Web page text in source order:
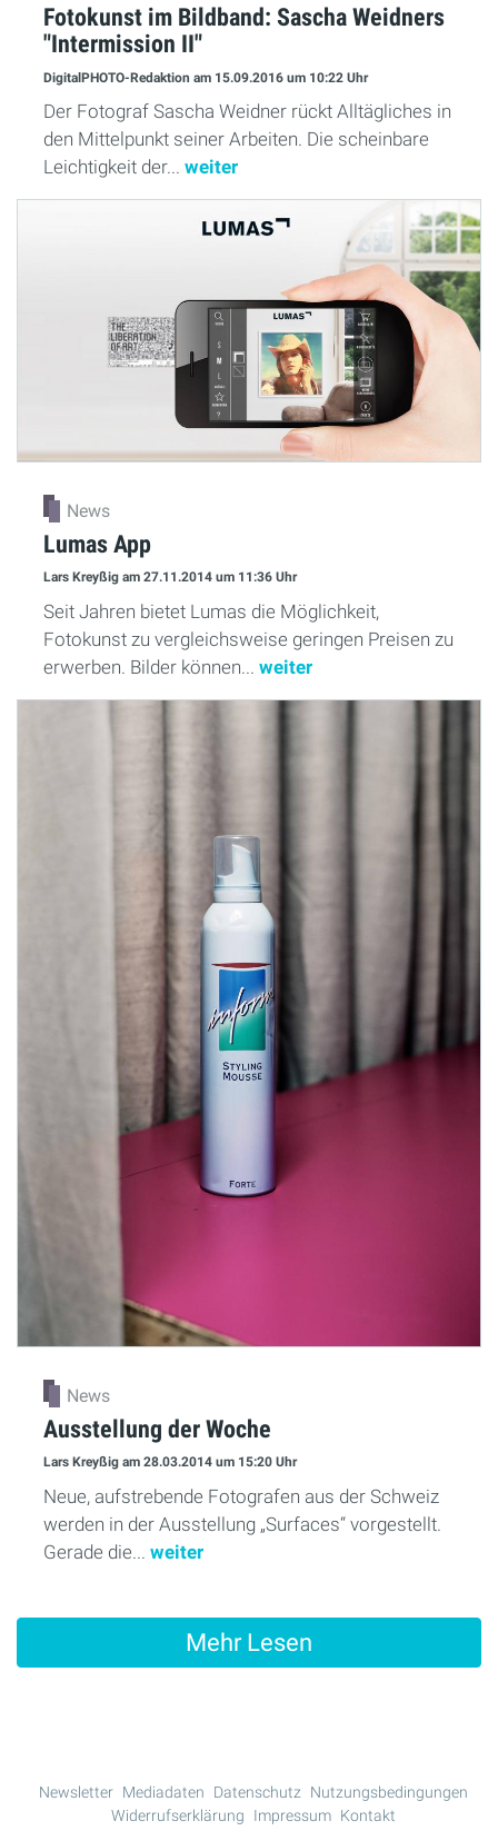
Fotokunst im Bildband: Sascha Weidners
"Intermission II"
DigitalPHOTO-Redaktion am 15.09.2016 um 10:22 Uhr
Der Fotograf Sascha Weidner rückt Alltägliches in
den Mittelpunkt seiner Arbeiten. Die scheinbare
Leichtigkeit der... weiter
News
Lumas App
Lars Kreyßig am 27.11.2014 um 11:36 Uhr
Seit Jahren bietet Lumas die Möglichkeit,
Fotokunst zu vergleichsweise geringen Preisen zu
erwerben. Bilder können... weiter
News
Ausstellung der Woche
Lars Kreyßig am 28.03.2014 um 15:20 Uhr
Neue, aufstrebende Fotografen aus der Schweiz
werden in der Ausstellung „Surfaces“ vorgestellt.
Gerade die... weiter
Mehr Lesen
Newsletter Mediadaten Datenschutz
Nutzungsbedingungen
Widerrufserklärung
Impressum Kontakt